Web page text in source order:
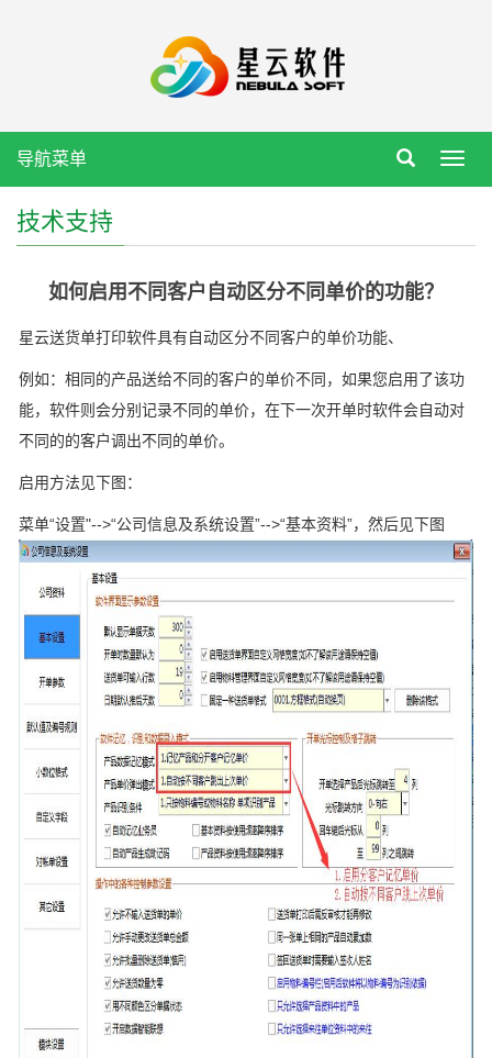
导航菜单
技术支持
如何启用不同客户自动区分不同单价的功能？
星云送货单打印软件具有自动区分不同客户的单价功能、
例如：相同的产品送给不同的客户的单价不同，如果您启用了该功
能，软件则会分别记录不同的单价，在下一次开单时软件会自动对
不同的的客户调出不同的单价。
启用方法见下图：
菜单“设置"-->“公司信息及系统设置”-->“基本资料”， 然后见下图